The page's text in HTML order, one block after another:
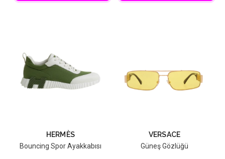
HERMÈS
Bouncing Spor Ayakkabısı
VERSACE
Güneş Gözlüğü